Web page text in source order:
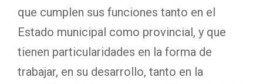
que cumplen sus funciones tanto en el
Estado municipal como provincial, y que
tienen particularidades en la forma de
trabajar, en su desarrollo, tanto en la